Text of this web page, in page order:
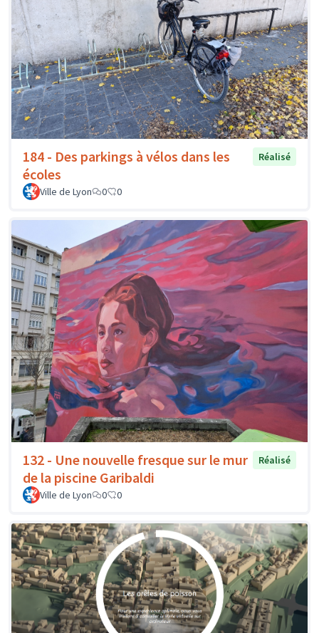
184 - Des parkings à vélos dans les
écoles
Réalisé
Ville de Lyon 0 0
132 - Une nouvelle fresque sur le mur
de la piscine Garibaldi
Réalisé
Ville de Lyon 0 0